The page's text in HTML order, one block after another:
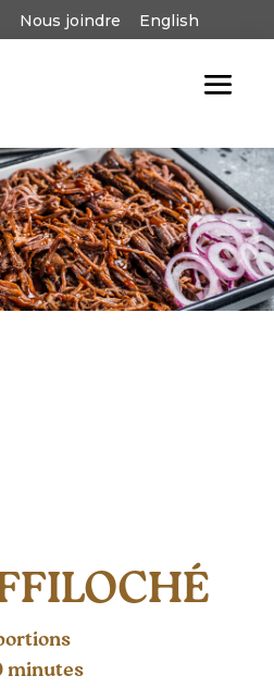
Nous joindre English
minutes